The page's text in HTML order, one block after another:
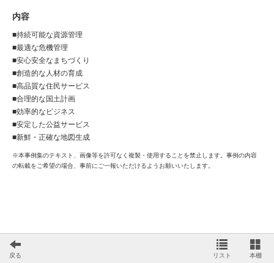
内容
■持続可能な資源管理
■最適な危機管理
■安心安全なまちづくり
■創造的な人材の育成
■高品質な住民サービス
■合理的な国土計画
■効率的なビジネス
■安定した公益サービス
■新鮮・正確な地図生成
※本事例集のテキスト、画像等を許可なく複製・使用することを禁止します。事例の内容
の転載をご希望の場合、事前にご一報いただけるようお願いいたします。
戻る リスト 本棚